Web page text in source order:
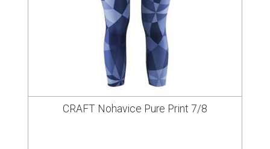
CRAFT Nohavice Pure Print 7/8